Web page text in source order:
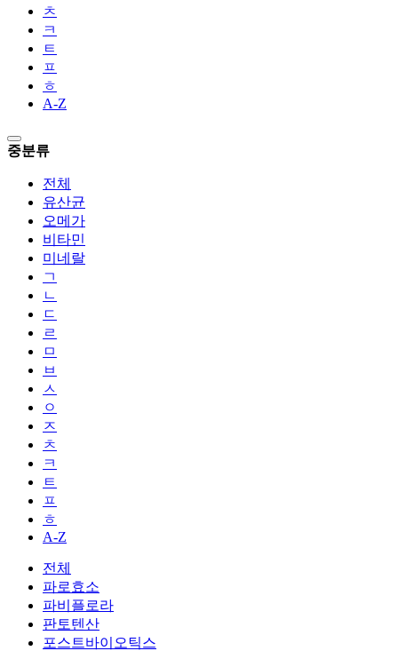
ㅊ
ㅋ
ㅌ
ㅍ
ㅎ
A-Z
중분류
전체
유산균
오메가
비타민
미네랄
ㄱ
ㄴ
ㄷ
ㄹ
ㅁ
ㅂ
ㅅ
ㅇ
ㅈ
ㅊ
ㅋ
ㅌ
ㅍ
ㅎ
A-Z
전체
파로효소
파비플로라
판토텐산
포스트바이오틱스